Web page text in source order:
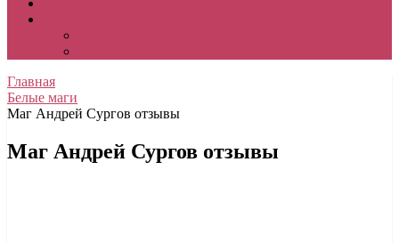
Главная
Белые маги
Маг Андрей Сургов отзывы
Маг Андрей Сургов отзывы